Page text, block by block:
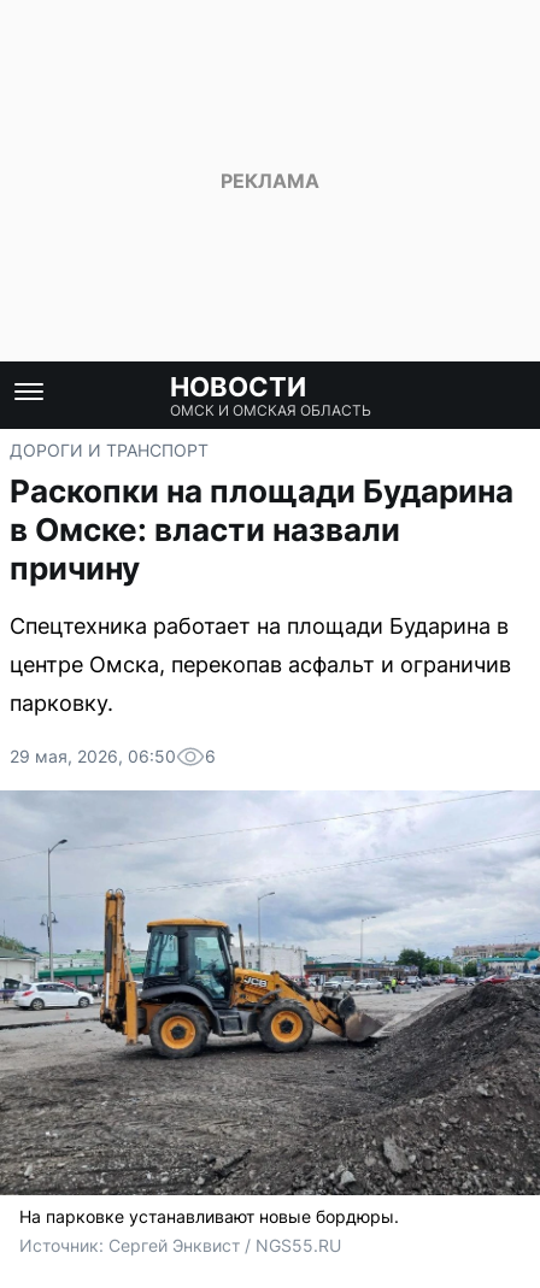
НОВОСТИ
ОМСК И ОМСКАЯ ОБЛАСТЬ
ДОРОГИ И ТРАНСПОРТ
Раскопки на площади Бударина
в Омске: власти назвали
причину
Спецтехника работает на площади Бударина в
центре Омска, перекопав асфальт и ограничив
парковку.
29 мая, 2026, 06:50 6
На парковке устанавливают новые бордюры.
Источник: Сергей Энквист / NGS55.RU